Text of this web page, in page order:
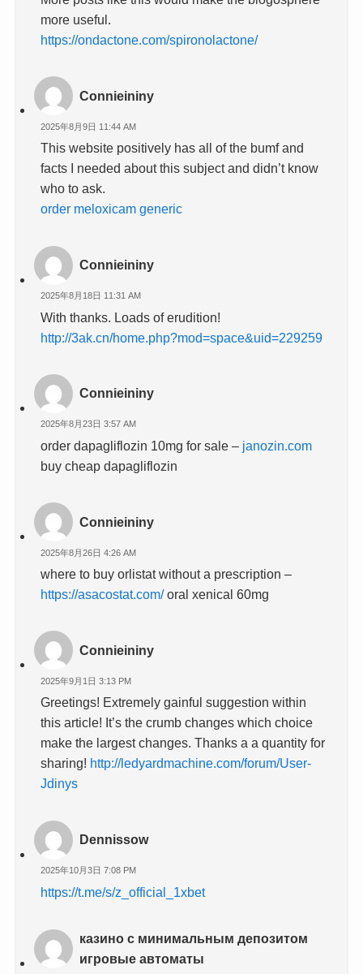
more useful.
https://ondactone.com/spironolactone/
Connieininy
2025年8月9日 11:44 AM
This website positively has all of the bumf and
facts I needed about this subject and didn’t know
who to ask.
order meloxicam generic
Connieininy
2025年8月18日 11:31 AM
With thanks. Loads of erudition!
http://3ak.cn/home.php?mod=space&uid=229259
Connieininy
2025年8月23日 3:57 AM
order dapagliflozin 10mg for sale – janozin.com
buy cheap dapagliflozin
Connieininy
2025年8月26日 4:26 AM
where to buy orlistat without a prescription –
https://asacostat.com/oral xenical 60mg
Connieininy
2025年9月1日 3:13 PM
Greetings! Extremely gainful suggestion within
this article! It’s the crumb changes which choice
make the largest changes. Thanks a a quantity for
sharing! http://ledyardmachine.com/forum/User-
Jdinys
Dennissow
2025年10月3日 7:08 PM
https://t.me/s/z_official_1xbet
казино с минимальным депозитом
игровые автоматы